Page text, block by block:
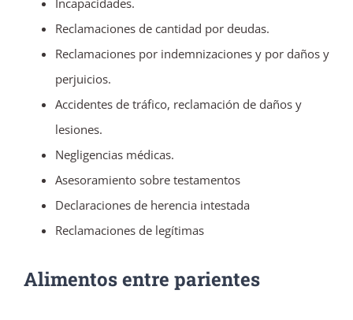
Incapacidades.
Reclamaciones de cantidad por deudas.
Reclamaciones por indemnizaciones y por daños y
perjuicios.
Accidentes de tráfico, reclamación de daños y
lesiones.
Negligencias médicas.
Asesoramiento sobre testamentos
Declaraciones de herencia intestada
Reclamaciones de legítimas
Alimentos entre parientes